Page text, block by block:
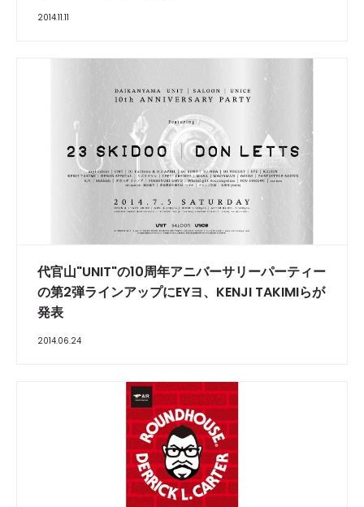
2014.11.11
代官山"UNIT"の10周年アニバーサリーパーティー
の第2弾ラインアップにEYヨ、KENJI TAKIMIらが
発表
2014.06.24